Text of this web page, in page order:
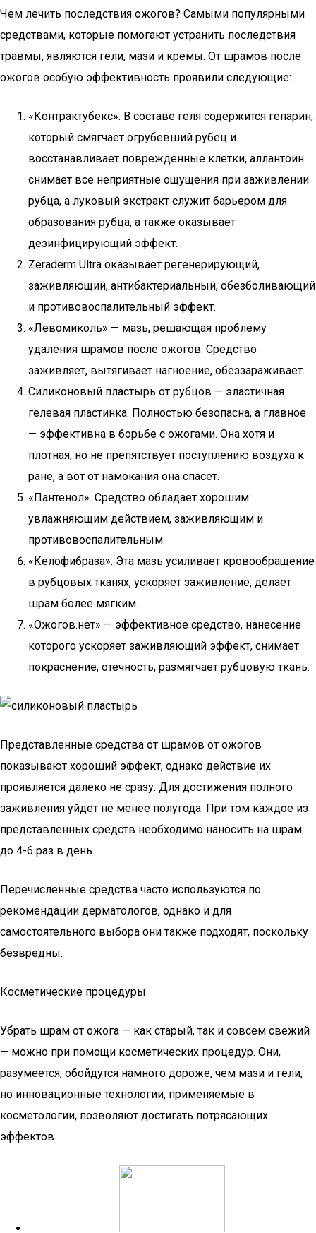
Чем лечить последствия ожогов? Самыми популярными
средствами, которые помогают устранить последствия
травмы, являются гели, мази и кремы. От шрамов после
ожогов особую эффективность проявили следующие:
«Контрактубекс». В составе геля содержится гепарин,
который смягчает огрубевший рубец и
восстанавливает поврежденные клетки, аллантоин
снимает все неприятные ощущения при заживлении
рубца, а луковый экстракт служит барьером для
образования рубца, а также оказывает
дезинфицирующий эффект.
Zeraderm Ultra оказывает регенерирующий,
заживляющий, антибактериальный, обезболивающий
и противовоспалительный эффект.
«Левомиколь» — мазь, решающая проблему
удаления шрамов после ожогов. Средство
заживляет, вытягивает нагноение, обеззараживает.
Силиконовый пластырь от рубцов — эластичная
гелевая пластинка. Полностью безопасна, а главное
— эффективна в борьбе с ожогами. Она хотя и
плотная, но не препятствует поступлению воздуха к
ране, а вот от намокания она спасет.
«Пантенол». Средство обладает хорошим
увлажняющим действием, заживляющим и
противовоспалительным.
«Келофибраза». Эта мазь усиливает кровообращение
в рубцовых тканях, ускоряет заживление, делает
шрам более мягким.
«Ожогов.нет» — эффективное средство, нанесение
которого ускоряет заживляющий эффект, снимает
покраснение, отечность, размягчает рубцовую ткань.
Представленные средства от шрамов от ожогов
показывают хороший эффект, однако действие их
проявляется далеко не сразу. Для достижения полного
заживления уйдет не менее полугода. При том каждое из
представленных средств необходимо наносить на шрам
до 4-6 раз в день.
Перечисленные средства часто используются по
рекомендации дерматологов, однако и для
самостоятельного выбора они также подходят, поскольку
безвредны.
Косметические процедуры
Убрать шрам от ожога — как старый, так и совсем свежий
— можно при помощи косметических процедур. Они,
разумеется, обойдутся намного дороже, чем мази и гели,
но инновационные технологии, применяемые в
косметологии, позволяют достигать потрясающих
эффектов.